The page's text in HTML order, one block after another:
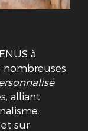
à
alliant
sur